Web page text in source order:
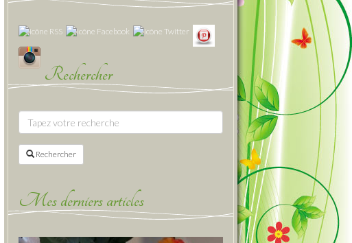
Rechercher
Rechercher
Mes derniers articles